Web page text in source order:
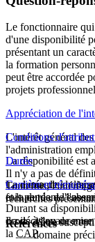
Le fonctionnaire
d'une disponibilité
présentant un
la formation
peut être accordée
projets
Appréciation de
L'intérêt général
l'administration
Il n'y a pas de
Toutefois, l'intérêt
recherches
d'être
domaine
Conditions
La disponibilité est
La demande de
et la durée de
La décision de
la CAP.
Durée
La durée de la
fois pendant
Carrière et
Durant sa
droits à
Références